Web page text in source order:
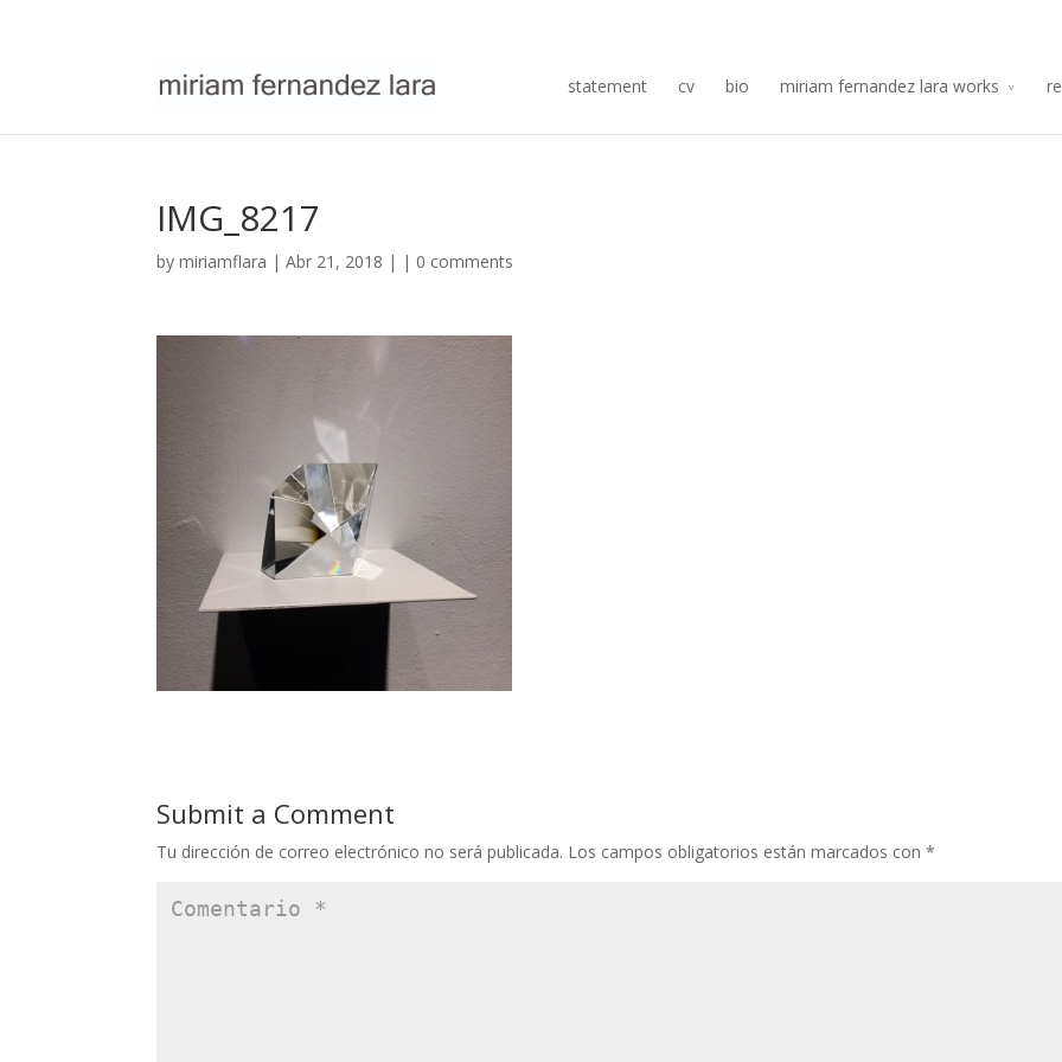
statement cv bio miriam fernandez lara works
IMG_8217
by miriamflara | Abr 21, 2018 | | 0 comments
Submit a Comment
Tu dirección de correo electrónico no será publicada. Los campos obligatorios están marcados con *